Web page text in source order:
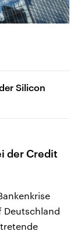
Silicon
der Credit
Deutschland